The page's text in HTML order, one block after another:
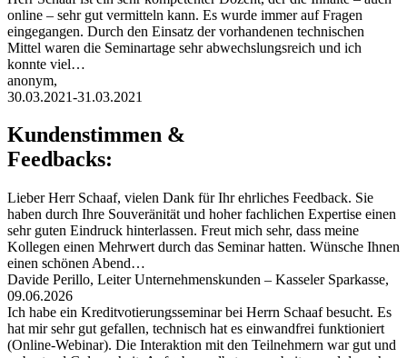
online – sehr gut vermitteln kann. Es wurde immer auf Fragen
eingegangen. Durch den Einsatz der vorhandenen technischen
Mittel waren die Seminartage sehr abwechslungsreich und ich
konnte viel…
anonym,
30.03.2021-31.03.2021
Kundenstimmen &
Feedbacks:
Lieber Herr Schaaf, vielen Dank für Ihr ehrliches Feedback. Sie
haben durch Ihre Souveränität und hoher fachlichen Expertise einen
sehr guten Eindruck hinterlassen. Freut mich sehr, dass meine
Kollegen einen Mehrwert durch das Seminar hatten. Wünsche Ihnen
einen schönen Abend…
Davide Perillo, Leiter Unternehmenskunden – Kasseler Sparkasse,
09.06.2026
Ich habe ein Kreditvotierungsseminar bei Herrn Schaaf besucht. Es
hat mir sehr gut gefallen, technisch hat es einwandfrei funktioniert
(Online-Webinar). Die Interaktion mit den Teilnehmern war gut und